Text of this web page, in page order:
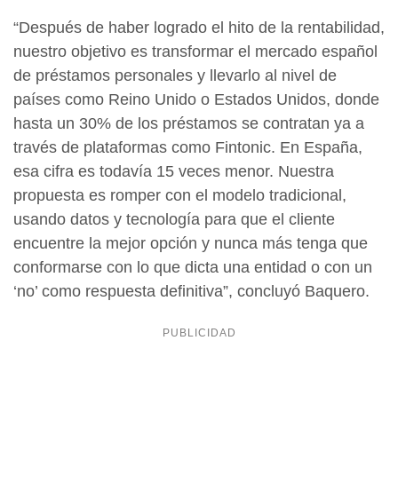
“Después de haber logrado el hito de la rentabilidad,
nuestro objetivo es transformar el mercado español
de préstamos personales y llevarlo al nivel de
países como Reino Unido o Estados Unidos, donde
hasta un 30% de los préstamos se contratan ya a
través de plataformas como Fintonic. En España,
esa cifra es todavía 15 veces menor. Nuestra
propuesta es romper con el modelo tradicional,
usando datos y tecnología para que el cliente
encuentre la mejor opción y nunca más tenga que
conformarse con lo que dicta una entidad o con un
‘no’ como respuesta definitiva”, concluyó Baquero.